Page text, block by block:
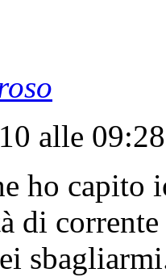
alle 09:28
ho capito
di